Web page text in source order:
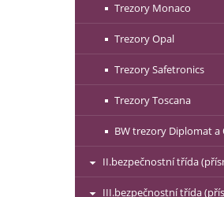
Trezory Monaco
Trezory Opal
Trezory Safetronics
Trezory Toscana
BW trezory Diplomat a
II.bezpečnostní třída
III.bezpečnostní třída